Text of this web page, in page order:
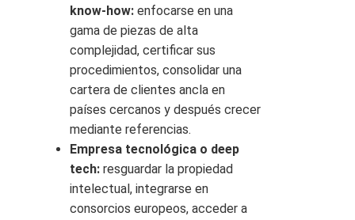
know‑how: enfocarse en una
gama de piezas de alta
complejidad, certificar sus
procedimientos, consolidar una
cartera de clientes ancla en
países cercanos y después crecer
mediante referencias.
Empresa tecnológica o deep
tech: resguardar la propiedad
intelectual, integrarse en
consorcios europeos, acceder a